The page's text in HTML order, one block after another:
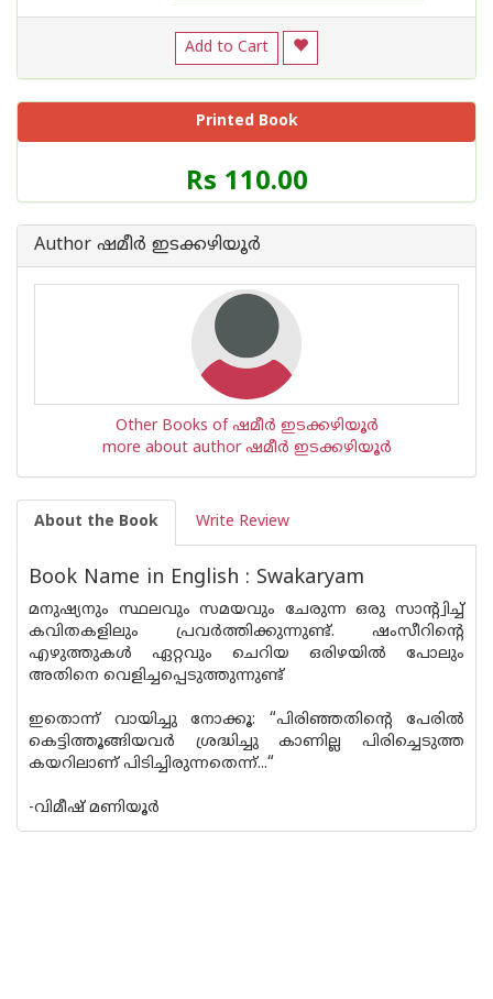
Add to Cart
Printed Book
Price
of
Book
Rs 110.00
Author ഷമീര്‍ ഇടക്കഴിയൂര്‍
Other Books of ഷമീര്‍ ഇടക്കഴിയൂര്‍
more about author ഷമീര്‍ ഇടക്കഴിയൂര്‍
About the Book Write Review
Book Name in English : Swakaryam
മനുഷ്യനും സ്ഥലവും സമയവും ചേരുന്ന ഒരു സാന്റ്വിച്ച്
കവിതകളിലും പ്രവർത്തിക്കുന്നുണ്ട്. ഷംസീറിന്റെ
എഴുത്തുകൾ ഏറ്റവും ചെറിയ ഒരിഴയിൽ പോലും
അതിനെ വെളിച്ചപ്പെടുത്തുന്നുണ്ട്
ഇതൊന്ന് വായിച്ചു നോക്കൂ: “പിരിഞ്ഞതിൻ്റെ പേരിൽ
കെട്ടിത്തൂങ്ങിയവർ ശ്രദ്ധിച്ചു കാണില്ല പിരിച്ചെടുത്ത
കയറിലാണ് പിടിച്ചിരുന്നതെന്ന്...“
-വിമീഷ് മണിയൂർ